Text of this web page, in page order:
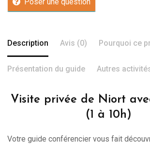
Description Avis (0) Pourquoi ce
Présentation du guide Autres
Visite privée de Niort
(1 à 10h)
Votre guide conférencier vous fait